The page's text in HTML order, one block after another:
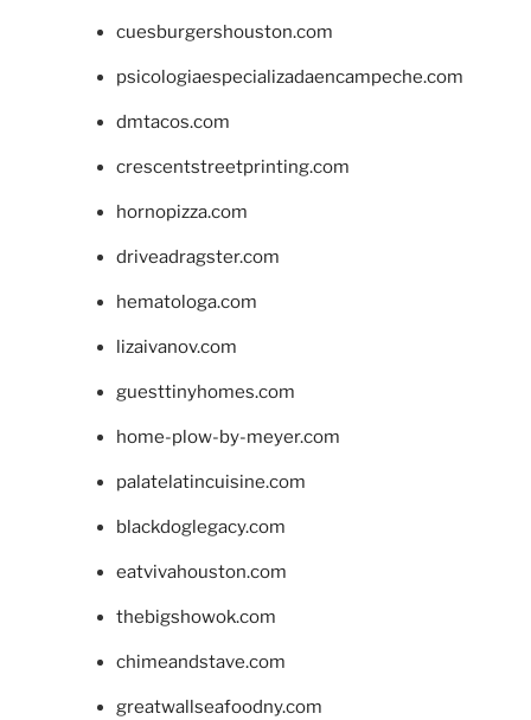
cuesburgershouston.com
psicologiaespecializadaencampeche.com
dmtacos.com
crescentstreetprinting.com
hornopizza.com
driveadragster.com
hematologa.com
lizaivanov.com
guesttinyhomes.com
home-plow-by-meyer.com
palatelatincuisine.com
blackdoglegacy.com
eatvivahouston.com
thebigshowok.com
chimeandstave.com
greatwallseafoodny.com